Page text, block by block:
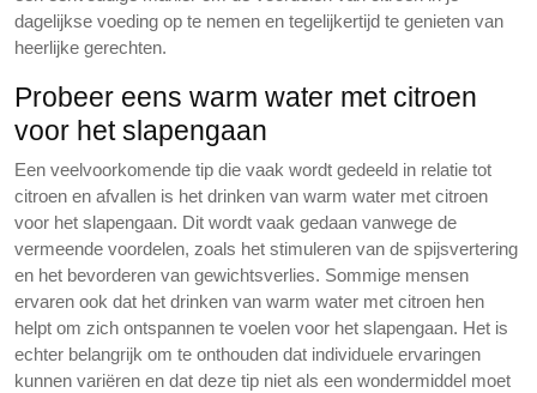
dagelijkse voeding op te nemen en tegelijkertijd te genieten van
heerlijke gerechten.
Probeer eens warm water met citroen
voor het slapengaan
Een veelvoorkomende tip die vaak wordt gedeeld in relatie tot
citroen en afvallen is het drinken van warm water met citroen
voor het slapengaan. Dit wordt vaak gedaan vanwege de
vermeende voordelen, zoals het stimuleren van de spijsvertering
en het bevorderen van gewichtsverlies. Sommige mensen
ervaren ook dat het drinken van warm water met citroen hen
helpt om zich ontspannen te voelen voor het slapengaan. Het is
echter belangrijk om te onthouden dat individuele ervaringen
kunnen variëren en dat deze tip niet als een wondermiddel moet